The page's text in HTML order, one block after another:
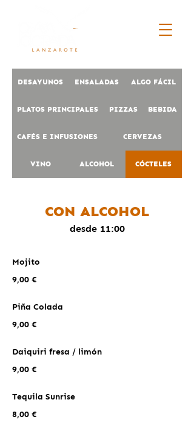
DESAYUNOS ENSALADAS ALGO FÁCIL
PLATOS PRINCIPALES PIZZAS BEBIDA
CAFÉS E INFUSIONES CERVEZAS
VINO ALCOHOL CÓCTELES
CON ALCOHOL
desde 11:00
Mojito
9,00 €
Piña Colada
9,00 €
Daiquiri fresa / limón
9,00 €
Tequila Sunrise
8,00 €